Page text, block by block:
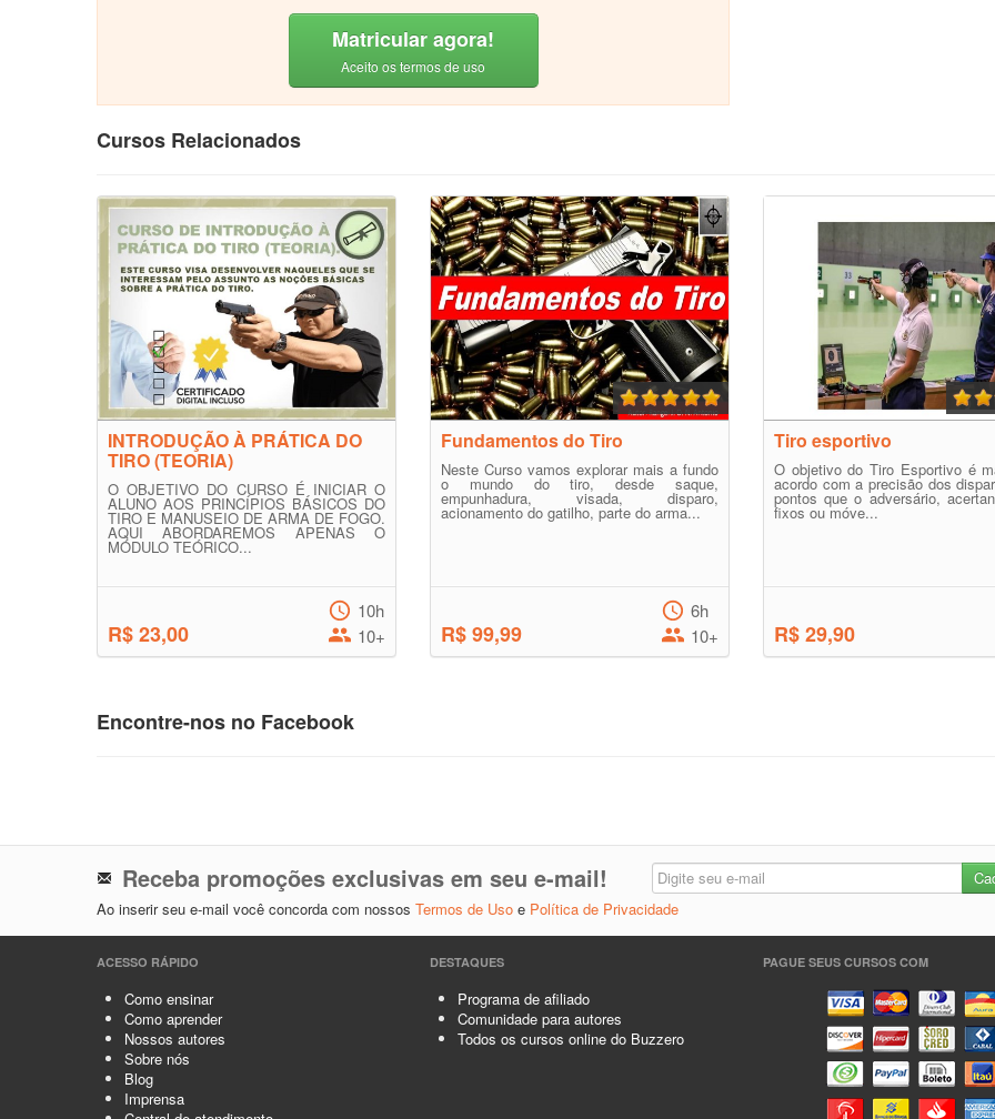
Matricular agora!
Aceito os termos de uso
Cursos Relacionados
INTRODUÇÃO À PRÁTICA DO
TIRO (TEORIA)
O OBJETIVO DO CURSO É INICIAR O
ALUNO AOS PRINCÍPIOS BÁSICOS DO
TIRO E MANUSEIO DE ARMA DE FOGO.
AQUI ABORDAREMOS APENAS O
MÓDULO TEÓRICO...
R$ 23,00
10h
10+
Fundamentos do Tiro
Neste Curso vamos explorar mais a fundo
o mundo do tiro, desde saque,
empunhadura, visada, disparo,
acionamento do gatilho, parte do arma...
R$ 99,99
6h
10+
Tiro esportivo
O objetivo do Tiro Esportivo é
acordo com a precisão dos
pontos que o adversário,
fixos ou móve...
R$ 29,90
Encontre-nos no Facebook
Receba promoções exclusivas em seu e-mail!
Ao inserir seu e-mail você concorda com nossos Termos de Uso e Política de Privacidade
ACESSO RÁPIDO
Como ensinar
Como aprender
Nossos autores
Sobre nós
Blog
Imprensa
DESTAQUES
Programa de afiliado
Comunidade para autores
Todos os cursos online do Buzzero
PAGUE SEUS CURSOS COM